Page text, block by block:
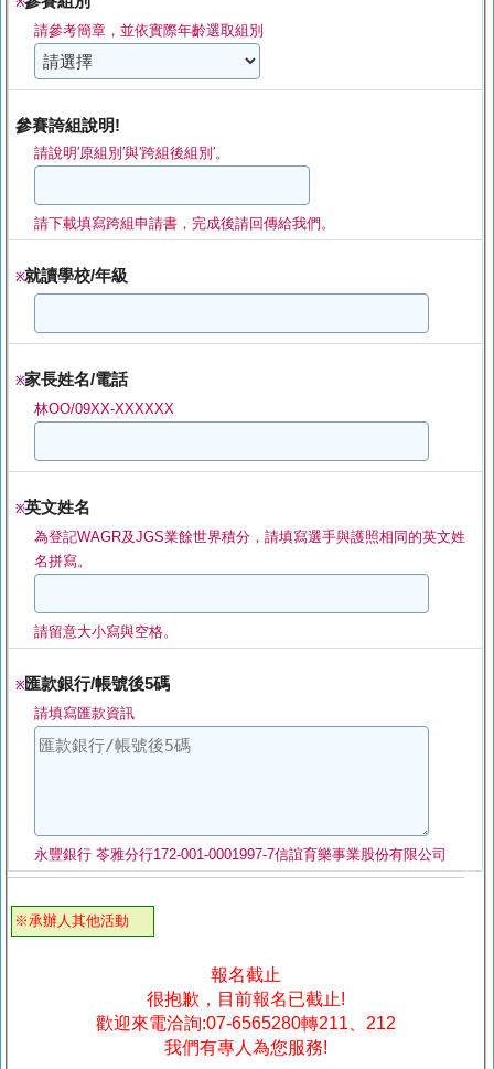
※
請參考簡章，並依實際年齡選取組別
參賽誇組說明!
請說明′原組別′與′跨組後組別′。
請下載填寫跨組申請書，完成後請回傳給我們。
※就讀學校/年級
※家長姓名/電話
林OO/09XX-XXXXXX
※英文姓名
為登記WAGR及JGS業餘世界積分，請填寫選手與護照相同的英文姓
名拼寫。
請留意大小寫與空格。
※匯款銀行/帳號後5碼
請填寫匯款資訊
永豐銀行 苓雅分行172-001-0001997-7信誼育樂事業股份有限公司
※承辦人其他活動
報名截止
很抱歉，目前報名已截止!
歡迎來電洽詢:07-6565280轉211、212
我們有專人為您服務!